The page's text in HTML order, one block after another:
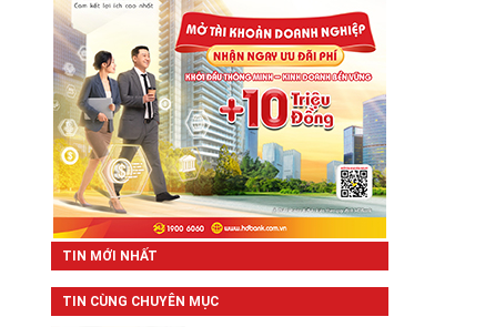
TIN MỚI NHẤT
TIN CÙNG CHUYÊN MỤC